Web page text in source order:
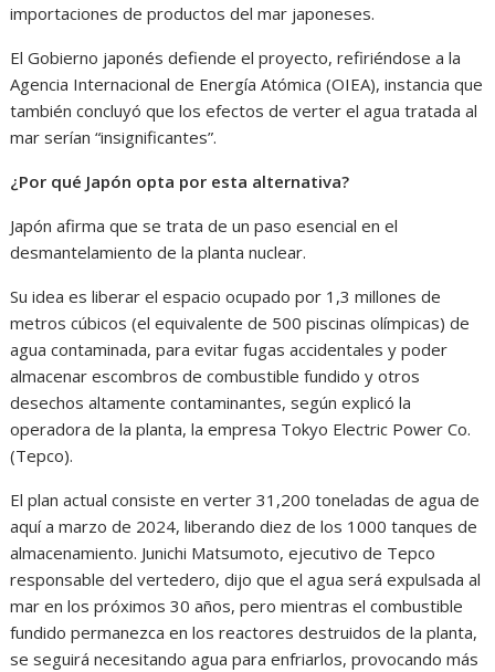
importaciones de productos del mar japoneses.
El Gobierno japonés defiende el proyecto, refiriéndose a la
Agencia Internacional de Energía Atómica (OIEA), instancia que
también concluyó que los efectos de verter el agua tratada al
mar serían “insignificantes”.
¿Por qué Japón opta por esta alternativa?
Japón afirma que se trata de un paso esencial en el
desmantelamiento de la planta nuclear.
Su idea es liberar el espacio ocupado por 1,3 millones de
metros cúbicos (el equivalente de 500 piscinas olímpicas) de
agua contaminada, para evitar fugas accidentales y poder
almacenar escombros de combustible fundido y otros
desechos altamente contaminantes, según explicó la
operadora de la planta, la empresa Tokyo Electric Power Co.
(Tepco).
El plan actual consiste en verter 31,200 toneladas de agua de
aquí a marzo de 2024, liberando diez de los 1000 tanques de
almacenamiento. Junichi Matsumoto, ejecutivo de Tepco
responsable del vertedero, dijo que el agua será expulsada al
mar en los próximos 30 años, pero mientras el combustible
fundido permanezca en los reactores destruidos de la planta,
se seguirá necesitando agua para enfriarlos, provocando más